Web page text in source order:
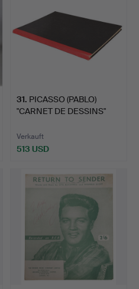
31. PICASSO (PABLO)
"CARNET DE DESSINS"
Verkauft
513 USD